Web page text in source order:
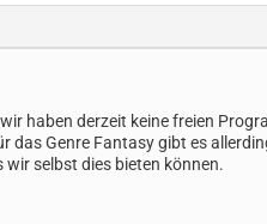
haben derzeit keine freien
das Genre Fantasy gibt es
wir selbst dies bieten können.